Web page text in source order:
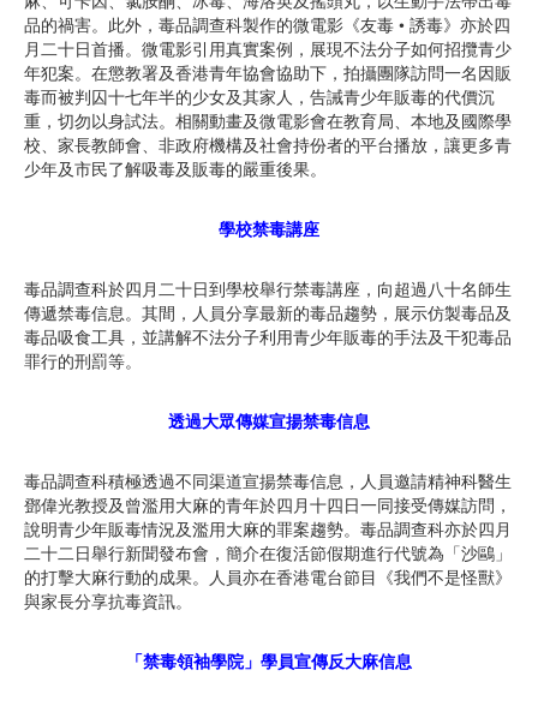
品的禍害。此外，毒品調查科製作的微電影《友毒 • 誘毒》亦於四
月二十日首播。微電影引用真實案例，展現不法分子如何招攬青少
年犯案。在懲教署及香港青年協會協助下，拍攝團隊訪問一名因販
毒而被判囚十七年半的少女及其家人，告誡青少年販毒的代價沉
重，切勿以身試法。相關動畫及微電影會在教育局、本地及國際學
校、家長教師會、非政府機構及社會持份者的平台播放，讓更多青
少年及市民了解吸毒及販毒的嚴重後果。
學校禁毒講座
毒品調查科於四月二十日到學校舉行禁毒講座，向超過八十名師生
傳遞禁毒信息。其間，人員分享最新的毒品趨勢，展示仿製毒品及
毒品吸食工具，並講解不法分子利用青少年販毒的手法及干犯毒品
罪行的刑罰等。
透過大眾傳媒宣揚禁毒信息
毒品調查科積極透過不同渠道宣揚禁毒信息，人員邀請精神科醫生
鄧偉光教授及曾濫用大麻的青年於四月十四日一同接受傳媒訪問，
說明青少年販毒情況及濫用大麻的罪案趨勢。毒品調查科亦於四月
二十二日舉行新聞發布會，簡介在復活節假期進行代號為「沙鷗」
的打擊大麻行動的成果。人員亦在香港電台節目《我們不是怪獸》
與家長分享抗毒資訊。
「禁毒領袖學院」學員宣傳反大麻信息